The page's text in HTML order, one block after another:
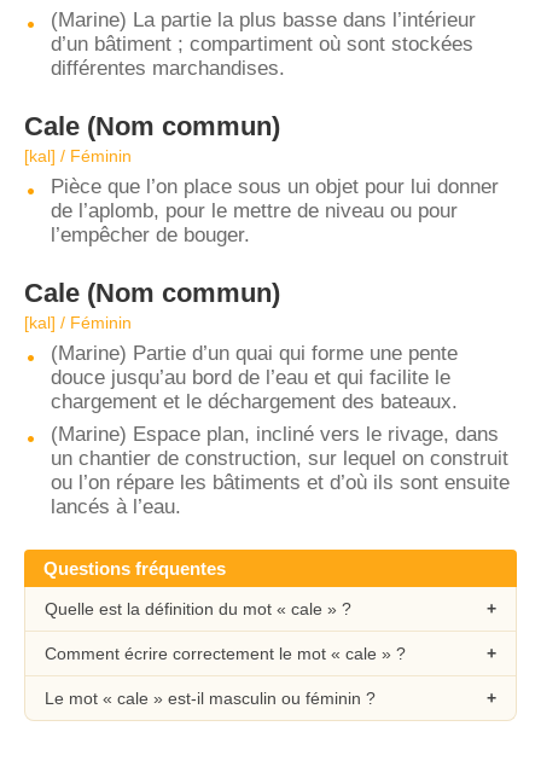
(Marine) La partie la plus basse dans l’intérieur
d’un bâtiment ; compartiment où sont stockées
différentes marchandises.
Cale (Nom commun)
[kal] / Féminin
Pièce que l’on place sous un objet pour lui donner
de l’aplomb, pour le mettre de niveau ou pour
l’empêcher de bouger.
Cale (Nom commun)
[kal] / Féminin
(Marine) Partie d’un quai qui forme une pente
douce jusqu’au bord de l’eau et qui facilite le
chargement et le déchargement des bateaux.
(Marine) Espace plan, incliné vers le rivage, dans
un chantier de construction, sur lequel on construit
ou l’on répare les bâtiments et d’où ils sont ensuite
lancés à l’eau.
Questions fréquentes
Quelle est la définition du mot « cale » ?
Comment écrire correctement le mot « cale » ?
Le mot « cale » est-il masculin ou féminin ?